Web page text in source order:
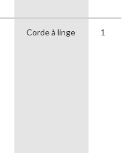
Corde à linge 1